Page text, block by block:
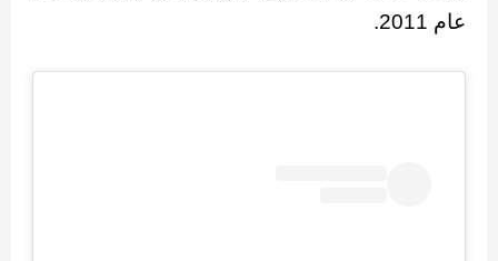
عام 2011.